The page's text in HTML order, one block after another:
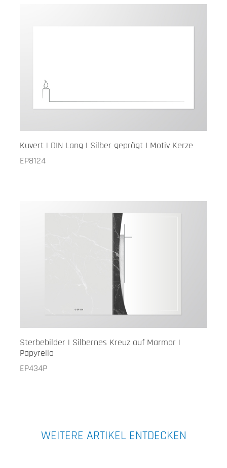
Kuvert | DIN Lang | Silber geprägt I Motiv Kerze
EP8124
Sterbebilder | Silbernes Kreuz auf Marmor |
Papyrello
EP434P
WEITERE ARTIKEL ENTDECKEN